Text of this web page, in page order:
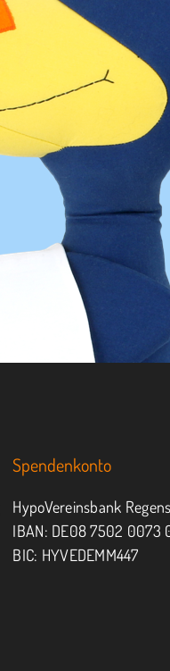
Spendenkonto
HypoVereinsbank
IBAN: DE08 7502 0073
BIC: HYVEDEMM447